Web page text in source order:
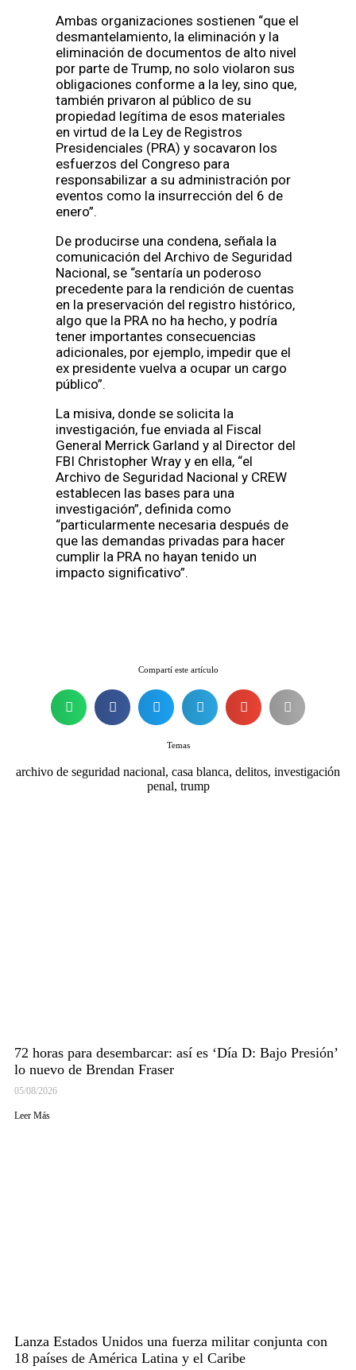
Ambas organizaciones sostienen “que el
desmantelamiento, la eliminación y la
eliminación de documentos de alto nivel
por parte de Trump, no solo violaron sus
obligaciones conforme a la ley, sino que,
también privaron al público de su
propiedad legítima de esos materiales
en virtud de la Ley de Registros
Presidenciales (PRA) y socavaron los
esfuerzos del Congreso para
responsabilizar a su administración por
eventos como la insurrección del 6 de
enero”.
De producirse una condena, señala la
comunicación del Archivo de Seguridad
Nacional, se “sentaría un poderoso
precedente para la rendición de cuentas
en la preservación del registro histórico,
algo que la PRA no ha hecho, y podría
tener importantes consecuencias
adicionales, por ejemplo, impedir que el
ex presidente vuelva a ocupar un cargo
público”.
La misiva, donde se solicita la
investigación, fue enviada al Fiscal
General Merrick Garland y al Director del
FBI Christopher Wray y en ella, “el
Archivo de Seguridad Nacional y CREW
establecen las bases para una
investigación”, definida como
“particularmente necesaria después de
que las demandas privadas para hacer
cumplir la PRA no hayan tenido un
impacto significativo”.
Compartí este artículo
Temas
archivo de seguridad nacional, casa blanca, delitos, investigación
penal, trump
72 horas para desembarcar: así es ‘Día D: Bajo Presión’
lo nuevo de Brendan Fraser
05/08/2026
Leer Más
Lanza Estados Unidos una fuerza militar conjunta con
18 países de América Latina y el Caribe